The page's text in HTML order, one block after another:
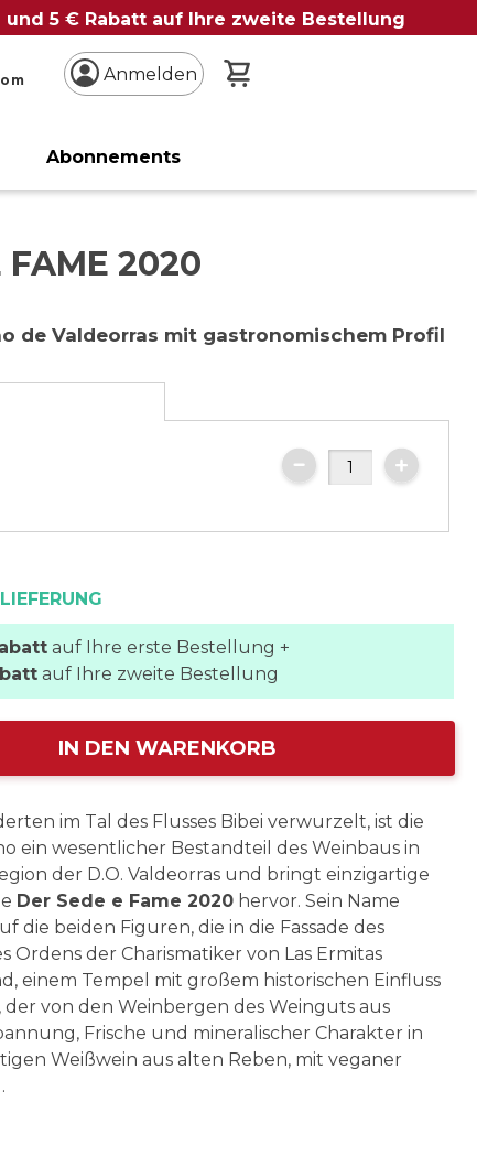
5 € Rabatt auf Ihre zweite Bestellung
Anmelden
Abonnements
FAME 2020
de Valdeorras mit gastronomischem Profil
auf Ihre erste Bestellung +
auf Ihre zweite Bestellung
IN DEN WARENKORB
im Tal des Flusses Bibei verwurzelt, ist die
ein wesentlicher Bestandteil des Weinbaus in
der D.O. Valdeorras und bringt einzigartige
Der Sede e Fame 2020 hervor. Sein Name
die beiden Figuren, die in die Fassade des
Ordens der Charismatiker von Las Ermitas
einem Tempel mit großem historischen Einfluss
der von den Weinbergen des Weinguts aus
Frische und mineralischer Charakter in
Weißwein aus alten Reben, mit veganer